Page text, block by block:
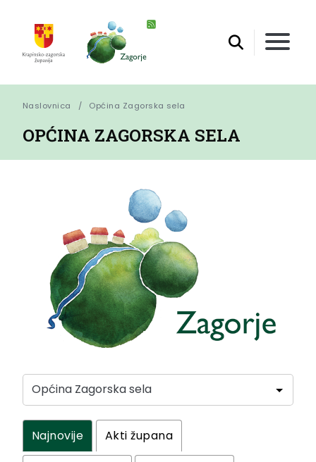
Naslovnica Općina Zagorska sela
OPĆINA ZAGORSKA SELA
Najnovije Akti župana